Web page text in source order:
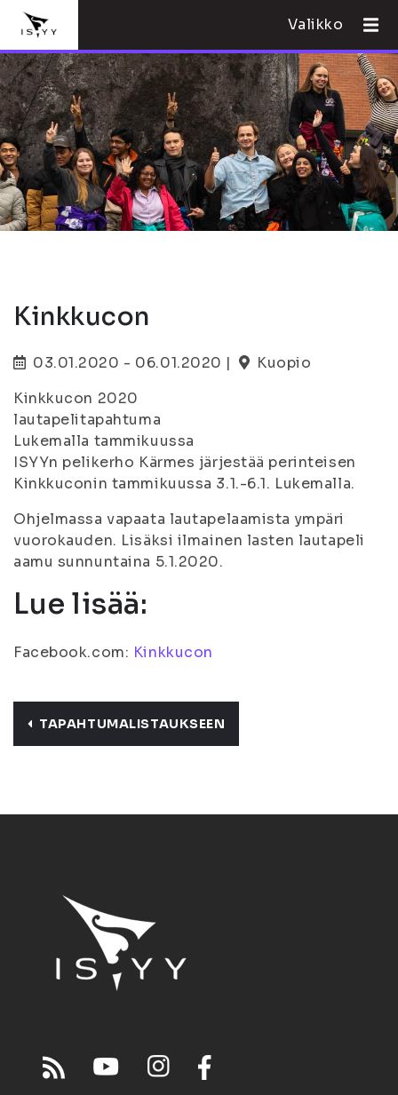
Valikko
Kinkkucon
03.01.2020 - 06.01.2020 |
Kuopio
Kinkkucon 2020
lautapelitapahtuma
Lukemalla tammikuussa
ISYYn pelikerho Kärmes järjestää perinteisen
Kinkkuconin tammikuussa 3.1.-6.1. Lukemalla.
Ohjelmassa vapaata lautapelaamista ympäri
vuorokauden. Lisäksi ilmainen lasten lautapeli
aamu sunnuntaina 5.1.2020.
Lue lisää:
Facebook.com: Kinkkucon
TAPAHTUMALISTAUKSEEN